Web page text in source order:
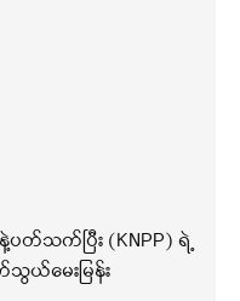
တ်သက်ပြီး (KNPP) ရဲ့
ယ်မေးမြန်း